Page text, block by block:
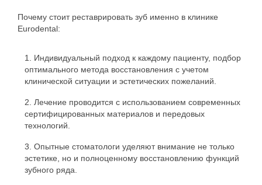
Почему стоит реставрировать зуб именно в клинике
Eurodental:
Индивидуальный подход к каждому пациенту, подбор
оптимального метода восстановления с учетом
клинической ситуации и эстетических пожеланий.
Лечение проводится с использованием современных
сертифицированных материалов и передовых
технологий.
Опытные стоматологи уделяют внимание не только
эстетике, но и полноценному восстановлению функций
зубного ряда.